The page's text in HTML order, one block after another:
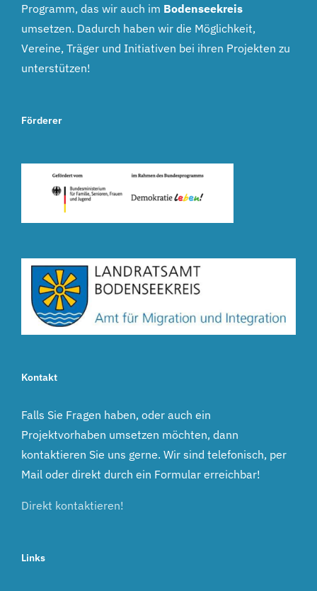
Programm, das wir auch im Bodenseekreis
umsetzen. Dadurch haben wir die Möglichkeit,
Vereine, Träger und Initiativen bei ihren Projekten zu
unterstützen!
Förderer
Kontakt
Falls Sie Fragen haben, oder auch ein
Projektvorhaben umsetzen möchten, dann
kontaktieren Sie uns gerne. Wir sind telefonisch, per
Mail oder direkt durch ein Formular erreichbar!
Direkt kontaktieren!
Links